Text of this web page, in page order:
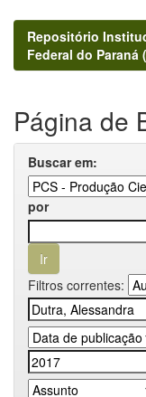
Repositório
Federal do Paraná
Página de
Buscar em:
por
Filtros correntes: